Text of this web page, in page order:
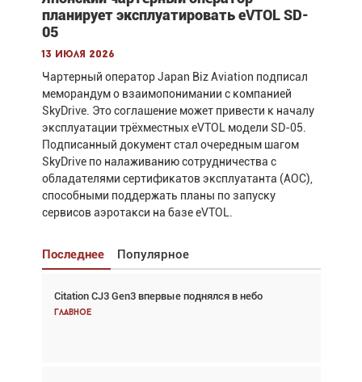
планирует эксплуатировать eVTOL SD-
05
13 июля 2026
Чартерный оператор Japan Biz Aviation подписал
меморандум о взаимопонимании с компанией
SkyDrive. Это соглашение может привести к началу
эксплуатации трёхместных eVTOL модели SD-05.
Подписанный документ стал очередным шагом
SkyDrive по налаживанию сотрудничества с
обладателями сертификатов эксплуатанта (AOC),
способными поддержать планы по запуску
сервисов аэротакси на базе eVTOL.
Последнее Популярное
Citation CJ3 Gen3 впервые поднялся в небо
Главное
Взгляд с высоты: тандем вертолётов и БПЛА в
спасательных операциях